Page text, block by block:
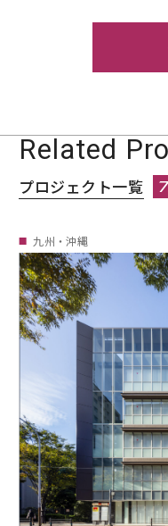
Related
プロジェクト一覧
プロジェクト一覧へペー
九州・沖縄